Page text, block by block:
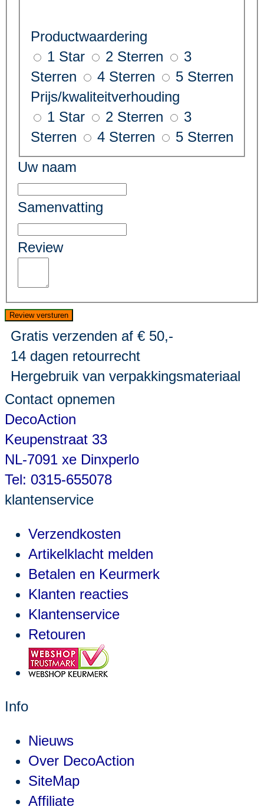
Productwaardering
1 Star
2 Sterren
3
Sterren
4 Sterren
5 Sterren
Prijs/kwaliteitverhouding
1 Star
2 Sterren
3
Sterren
4 Sterren
5 Sterren
Uw naam
Samenvatting
Review
Review versturen
Gratis verzenden af € 50,-
14 dagen retourrecht
Hergebruik van verpakkingsmateriaal
Contact opnemen
DecoAction
Keupenstraat 33
NL-7091 xe Dinxperlo
Tel: 0315-655078
klantenservice
Verzendkosten
Artikelklacht melden
Betalen en Keurmerk
Klanten reacties
Klantenservice
Retouren
Info
Nieuws
Over DecoAction
SiteMap
Affiliate